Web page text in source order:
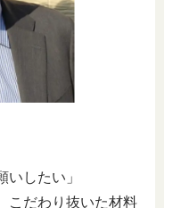
いしたい」
こだわり抜いた材料